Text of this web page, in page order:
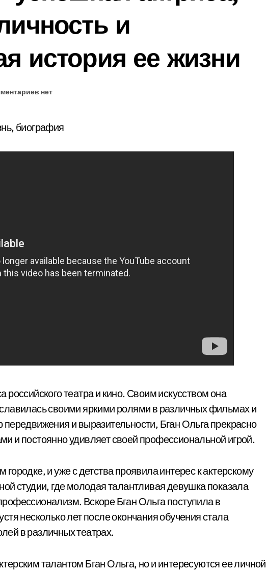
и
история ее жизни
нет
российского театра и кино. Своим искусством она
своими яркими ролями в различных фильмах и
и выразительности, Бган Ольга прекрасно
и постоянно удивляет своей профессиональной игрой.
и уже с детства проявила интерес к актерскому
студии, где молодая талантливая девушка показала
Вскоре Бган Ольга поступила в
несколько лет после окончания обучения стала
в различных театрах.
талантом Бган Ольга, но и интересуются ее личной